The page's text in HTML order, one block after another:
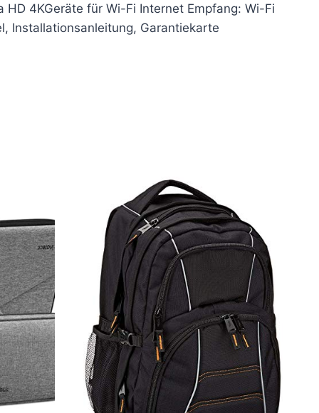
HD 4KGeräte für Wi-Fi Internet Empfang: Wi-Fi
Installationsanleitung, Garantiekarte